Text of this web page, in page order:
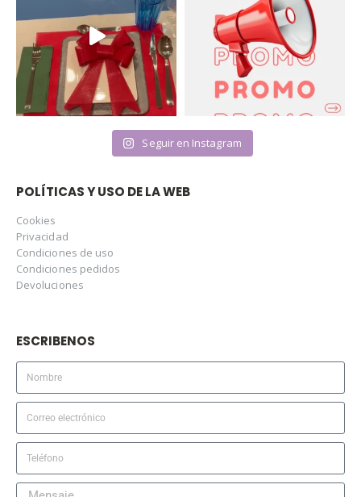
Seguir en Instagram
POLÍTICAS Y USO DE LA WEB
Cookies
Privacidad
Condiciones de uso
Condiciones pedidos
Devoluciones
ESCRIBENOS